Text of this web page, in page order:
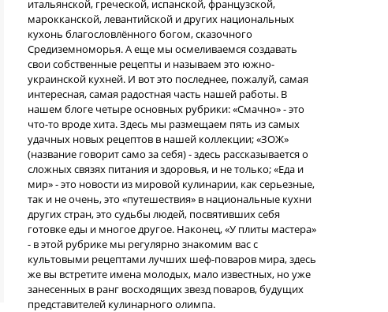
итальянской, греческой, испанской, французской,
марокканской, левантийской и других национальных
кухонь благословлённого богом, сказочного
Средиземноморья. А еще мы осмеливаемся создавать
свои собственные рецепты и называем это южно-
украинской кухней. И вот это последнее, пожалуй, самая
интересная, самая радостная часть нашей работы. В
нашем блоге четыре основных рубрики: «Смачно» - это
что-то вроде хита. Здесь мы размещаем пять из самых
удачных новых рецептов в нашей коллекции; «ЗОЖ»
(название говорит само за себя) - здесь рассказывается о
сложных связях питания и здоровья, и не только; «Еда и
мир» - это новости из мировой кулинарии, как серьезные,
так и не очень, это «путешествия» в национальные кухни
других стран, это судьбы людей, посвятивших себя
готовке еды и многое другое. Наконец, «У плиты мастера»
- в этой рубрике мы регулярно знакомим вас с
культовыми рецептами лучших шеф-поваров мира, здесь
же вы встретите имена молодых, мало известных, но уже
занесенных в ранг восходящих звезд поваров, будущих
представителей кулинарного олимпа.